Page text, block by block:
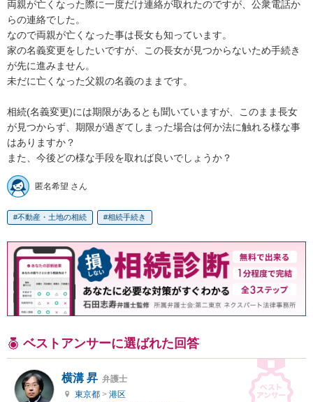
両親が亡くなった際に一度だけ連絡が取れたのですが、公衆電話か
らの連絡でした。
なので両親が亡くなった事は長女も知っています。
家の名義変更をしたいですが、この長女が見つからないため手続き
が先に進みません。
未だに亡くなった父親の名義のままです。
相続(名義変更)には期限があるとも聞いていますが、このまま長女
が見つからず、期限が過ぎてしまった場合は何か法に触れる様な事
はありますか？
また、今後どの様な手段を取れば良いでしょうか？
匿名希望 さん
不動産・土地の相続 相続手続き
ベストアンサーに選ばれた回答
横溝 昇 弁護士
東京都 > 港区